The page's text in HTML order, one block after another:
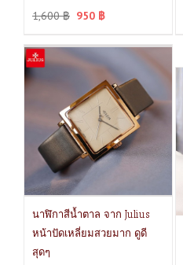
1,600฿ 950 ฿
นาฬิกาสีน้ำตาล จาก Julius
หน้าปัดเหลี่ยมสวยมาก ดูดี
สุดๆ